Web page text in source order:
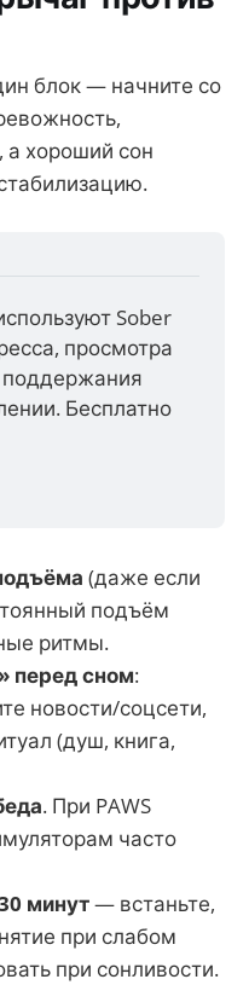
блок — начните со
а хороший сон
Sober
просмотра
Бесплатно
(даже если
подъём
ритмы.
перед сном:
новости/соцсети,
(душ, книга,
. При PAWS
часто
минут— встаньте,
при слабом
при сонливости.